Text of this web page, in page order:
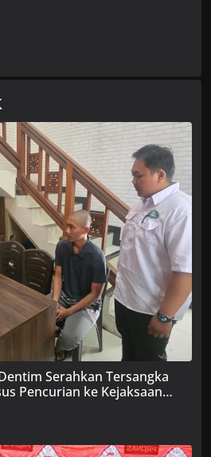
Serahkan Tersangka
Pencurian ke Kejaksaan